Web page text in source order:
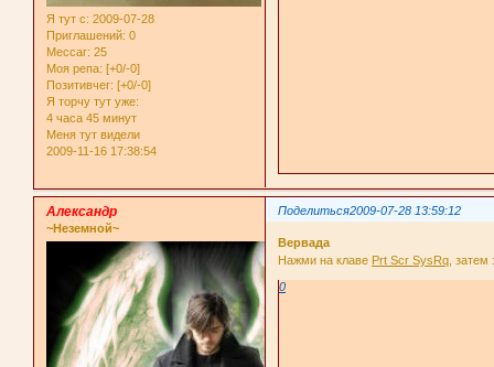
Я тут с: 2009-07-28
Приглашений: 0
Мессаг: 25
Моя репа: [+0/-0]
Позитивчег: [+0/-0]
Я торчу тут уже:
4 часа 45 минут
Меня тут видели
2009-11-16 17:38:54
Поделиться2009-07-28 13:59:12
Александр
~Неземной~
Вервада
Нажми на клаве Prt Scr SysRq ,
0